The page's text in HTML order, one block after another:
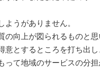
うがありません。
向上が図られるものと
とするところを打ち出
て地域のサービスの分